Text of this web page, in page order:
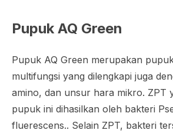
Pupuk AQ Green
Pupuk AQ Green merupakan
multifungsi yang dilengkapi juga
amino, dan unsur hara mikro. ZPT
pupuk ini dihasilkan oleh bakteri
fluerescens.. Selain ZPT, bakteri